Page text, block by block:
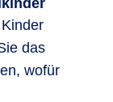
das
wofür